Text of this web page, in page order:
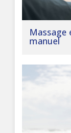
Massage
manuel